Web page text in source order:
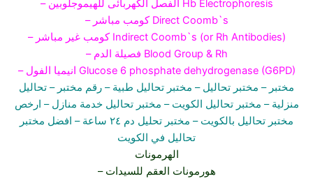
– الفصل الكهربائى للهيموجلوبين Hb Electrophoresis
– كومب مباشر Direct Coomb`s
– كومب غير مباشر Indirect Coomb`s (or Rh Antibodies)
– فصيلة الدم Blood Group & Rh
– انيميا الفول Glucose 6 phosphate dehydrogenase (G6PD)
مختبر – مختبر تحاليل – مختبر تحاليل طبية – رقم مختبر – تحاليل
منزلية – مختبر تحاليل الكويت– مختبر تحاليل خدمة منازل – ارخص
مختبر تحاليل بالكويت – مختبر تحليل دم ٢٤ ساعة
– افضل مختبر
تحاليل في الكويت
الهرمونات
– هورمونات العقم للسيدات